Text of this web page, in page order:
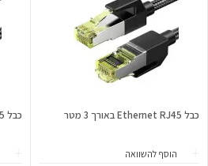
כבל Ethernet RJ45 באורך 3 מטר
הוסף להשוואה
כבל Ethernet RJ45 באורך 2 מטר